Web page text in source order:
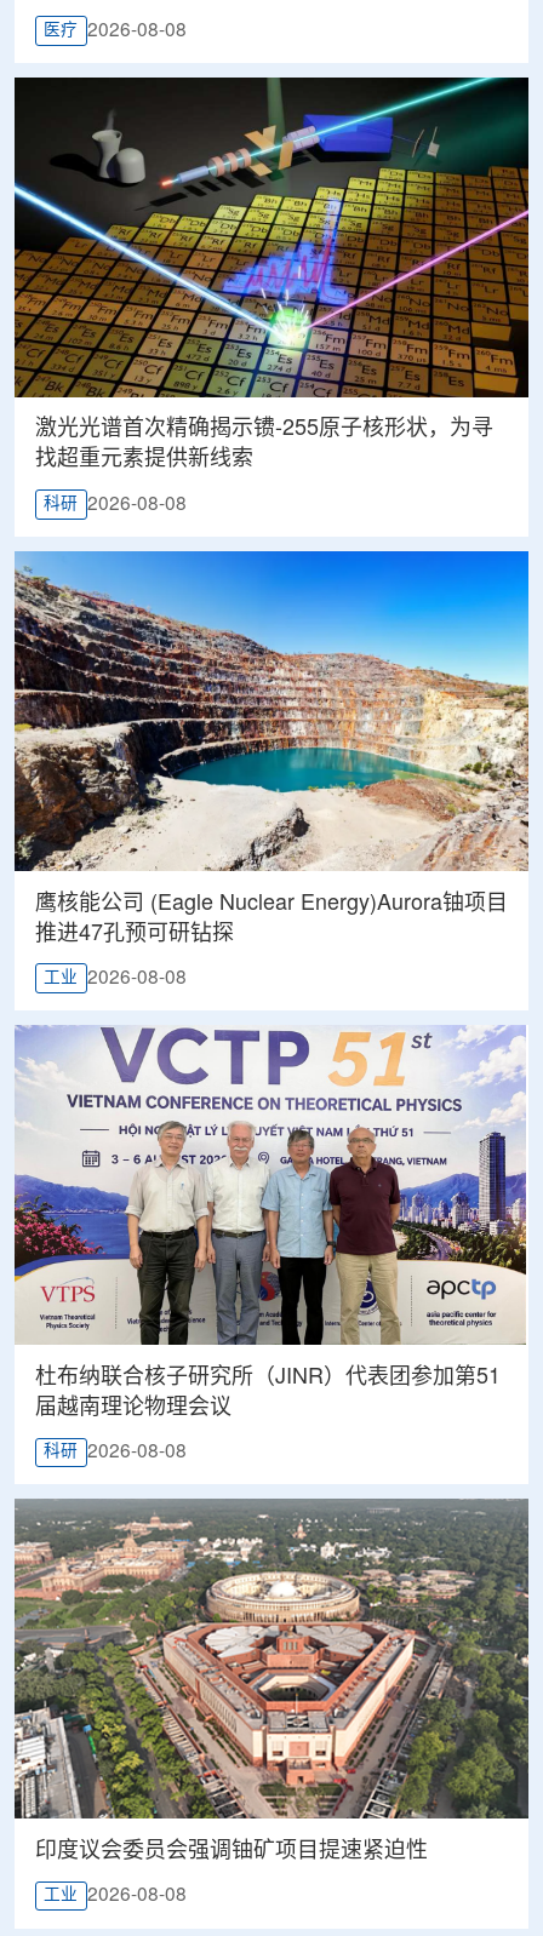
医疗 2026-08-08
激光光谱首次精确揭示镄-255原子核形状，为寻
找超重元素提供新线索
科研 2026-08-08
鹰核能公司 (Eagle Nuclear Energy)Aurora铀项目
推进47孔预可研钻探
工业 2026-08-08
杜布纳联合核子研究所（JINR）代表团参加第51
届越南理论物理会议
科研 2026-08-08
印度议会委员会强调铀矿项目提速紧迫性
工业 2026-08-08